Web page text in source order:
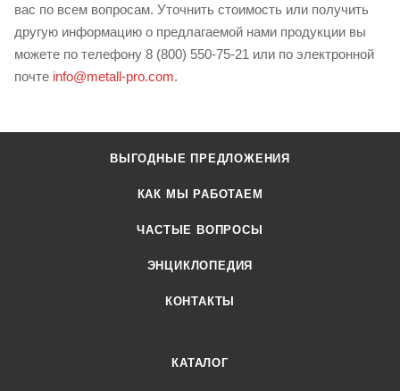
вас по всем вопросам. Уточнить стоимость или получить
другую информацию о предлагаемой нами продукции вы
можете по телефону 8 (800) 550-75-21 или по электронной
почте info@metall-pro.com.
ВЫГОДНЫЕ ПРЕДЛОЖЕНИЯ
КАК МЫ РАБОТАЕМ
ЧАСТЫЕ ВОПРОСЫ
ЭНЦИКЛОПЕДИЯ
КОНТАКТЫ
КАТАЛОГ